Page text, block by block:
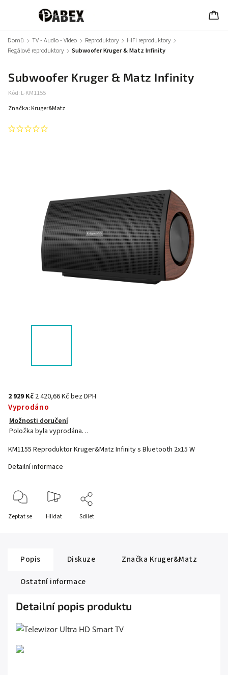
Domů / TV - Audio - Video / Reproduktory / HIFI reproduktory /
Regálové reproduktory / Subwoofer Kruger & Matz Infinity
Subwoofer Kruger & Matz Infinity
Kód: L-KM1155
Značka: Kruger&Matz
2 929 Kč 2 420,66 Kč bez DPH
Vyprodáno
Možnosti doručení
Položka byla vyprodána…
KM1155 Reproduktor Kruger&Matz Infinity s Bluetooth 2x15 W
Detailní informace
Zeptat se Hlídat Sdílet
Popis Diskuze Značka Kruger&Matz
Ostatní informace
Detailní popis produktu